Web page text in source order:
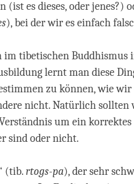
(ist es dieses, oder jenes?)
), bei der wir es einfach
im tibetischen Buddhismus
lernt man diese
zu können, wie wir
nicht. Natürlich sollten
um ein
sind oder nicht.
(tib.rtogs-pa), der sehr